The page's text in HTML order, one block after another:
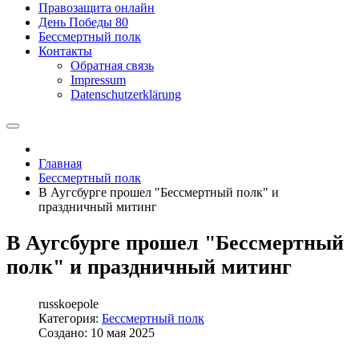
Правозащита онлайн
День Победы 80
Бессмертный полк
Контакты
Обратная связь
Impressum
Datenschutzerklärung
Главная
Бессмертный полк
В Аугсбурге прошел "Бессмертный полк" и
праздничный митинг
В Аугсбурге прошел "Бессмертный
полк" и праздничный митинг
russkoepole
Категория: Бессмертный полк
Создано: 10 мая 2025